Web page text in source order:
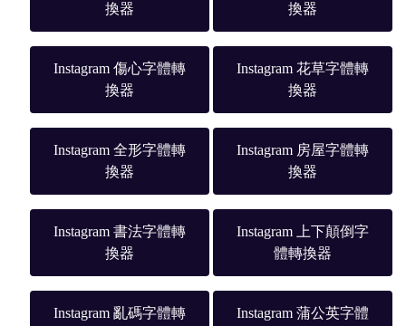
換器
換器
Instagram 傷心字體轉
換器
Instagram 花草字體轉
換器
Instagram 全形字體轉
換器
Instagram 房屋字體轉
換器
Instagram 書法字體轉
換器
Instagram 上下顛倒字
體轉換器
Instagram 亂碼字體轉
Instagram 蒲公英字體